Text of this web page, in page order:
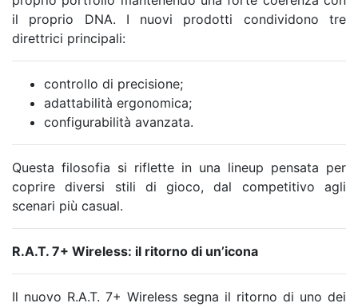
il proprio DNA. I nuovi prodotti condividono tre
direttrici principali:
controllo di precisione;
adattabilità ergonomica;
configurabilità avanzata.
Questa filosofia si riflette in una lineup pensata per
coprire diversi stili di gioco, dal competitivo agli
scenari più casual.
R.A.T. 7+ Wireless: il ritorno di un’icona
Il nuovo R.A.T. 7+ Wireless segna il ritorno di uno dei